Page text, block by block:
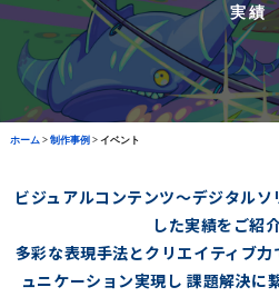
実績
ホーム> 制作事例 > イベント
ビジュアルコンテンツ～デジタル
した実績をご紹
多彩な表現手法とクリエイティブ
ュニケーション実現し 課題解決に